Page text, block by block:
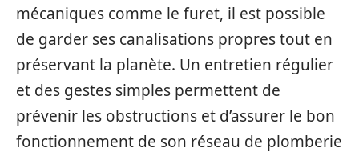
mécaniques comme le furet, il est possible
de garder ses canalisations propres tout en
préservant la planète. Un entretien régulier
et des gestes simples permettent de
prévenir les obstructions et d’assurer le bon
fonctionnement de son réseau de plomberie